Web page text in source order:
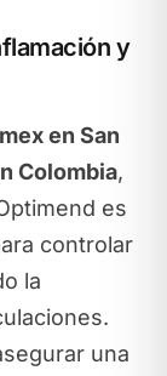
y
en San
Colombia,
es
controlar
la
una